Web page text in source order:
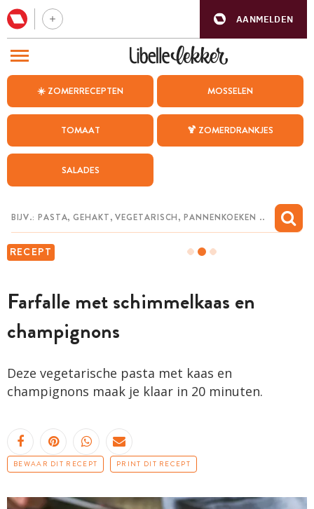
AANMELDEN
☀️ ZOMERRECEPTEN MOSSELEN
TOMAAT 🍹 ZOMERDRANKJES
SALADES
RECEPT
Farfalle met schimmelkaas en
champignons
Deze vegetarische pasta met kaas en
champignons maak je klaar in 20 minuten.
BEWAAR DIT RECEPT PRINT DIT RECEPT
BEZOEK ONZE ANDERE WEBSITES
WEEKMENU
CHAT MET MAIA
MIJN BEWAARDE RECEPTEN